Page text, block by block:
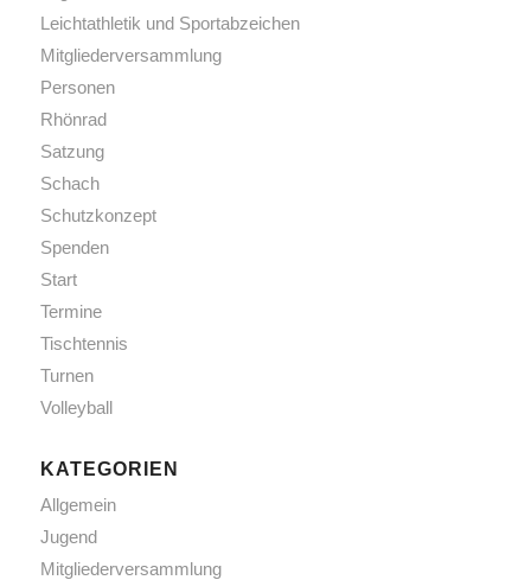
Leichtathletik und Sportabzeichen
Mitgliederversammlung
Personen
Rhönrad
Satzung
Schach
Schutzkonzept
Spenden
Start
Termine
Tischtennis
Turnen
Volleyball
KATEGORIEN
Allgemein
Jugend
Mitgliederversammlung